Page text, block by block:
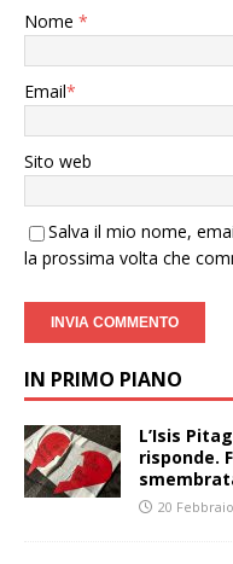
Nome *
Email*
Sito web
Salva il mio nome,
la prossima volta che
IN PRIMO PIANO
L’Isis
risponde.
20